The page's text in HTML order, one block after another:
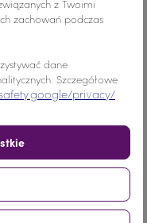
z Twoimi
zachowań podczas
dane
Szczegółowe
privacy/